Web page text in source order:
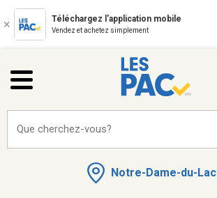
Téléchargez l'application mobile
Vendez et achetez simplement
Notre-Dame-du-Lac
Que cherchez-vous?